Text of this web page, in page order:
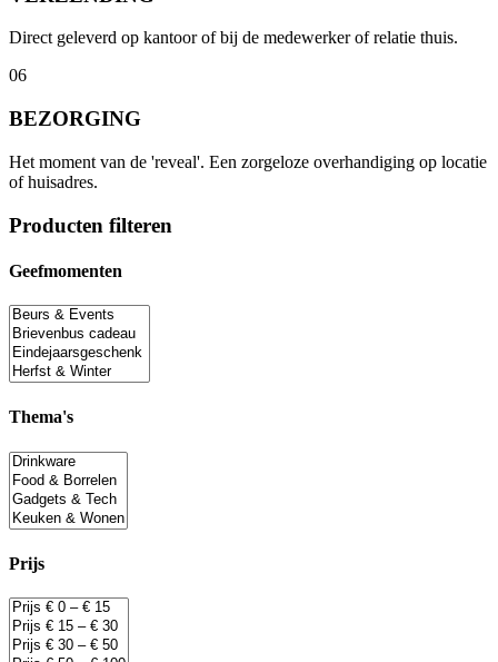
Direct geleverd op kantoor of bij de medewerker of relatie thuis.
06
BEZORGING
Het moment van de 'reveal'. Een zorgeloze overhandiging op locatie
of huisadres.
Producten filteren
Geefmomenten
Thema's
Prijs